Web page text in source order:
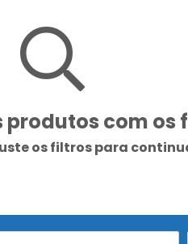
com os
os filtros para